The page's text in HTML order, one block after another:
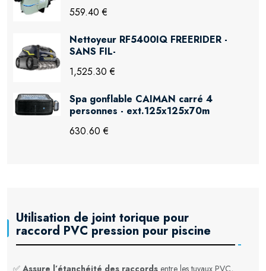
559.40 €
Nettoyeur RF5400IQ FREERIDER -
SANS FIL-
1,525.30 €
Spa gonflable CAIMAN carré 4
personnes - ext.125x125x70m
630.60 €
Utilisation de joint torique pour
raccord PVC pression pour piscine
✅ Assure l’étanchéité des raccords entre les tuyaux PVC,